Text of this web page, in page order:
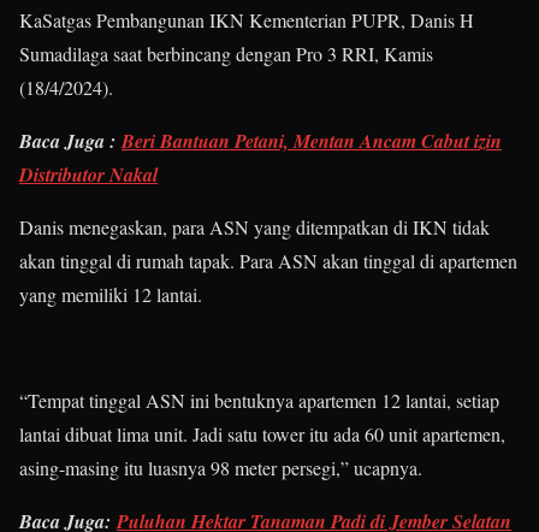
KaSatgas Pembangunan IKN Kementerian PUPR, Danis H
Sumadilaga saat berbincang dengan Pro 3 RRI, Kamis
(18/4/2024).
Baca Juga :Beri Bantuan Petani, Mentan Ancam Cabut izin
Distributor Nakal
Danis menegaskan, para ASN yang ditempatkan di IKN tidak
akan tinggal di rumah tapak. Para ASN akan tinggal di apartemen
yang memiliki 12 lantai.
“Tempat tinggal ASN ini bentuknya apartemen 12 lantai, setiap
lantai dibuat lima unit. Jadi satu tower itu ada 60 unit apartemen,
asing-masing itu luasnya 98 meter persegi,” ucapnya.
Baca Juga:Puluhan Hektar Tanaman Padi di Jember Selatan